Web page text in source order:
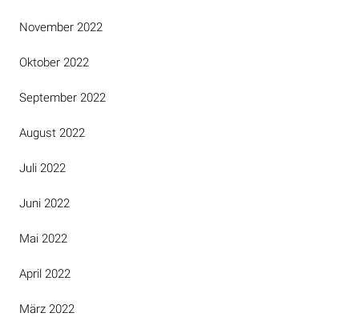
November 2022
Oktober 2022
September 2022
August 2022
Juli 2022
Juni 2022
Mai 2022
April 2022
März 2022